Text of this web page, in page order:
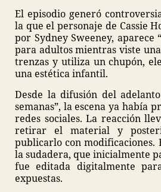
El episodio generó
la que el personaje de Cassie
por Sydney Sweeney, aparece
para adultos mientras viste
trenzas y utiliza un chupón,
una estética infantil.
Desde la difusión del
semanas”, la escena ya había
redes sociales. La reacción
retirar el material y
publicarlo con modificaciones.
la sudadera, que inicialmente
fue editada digitalmente
expuestas.